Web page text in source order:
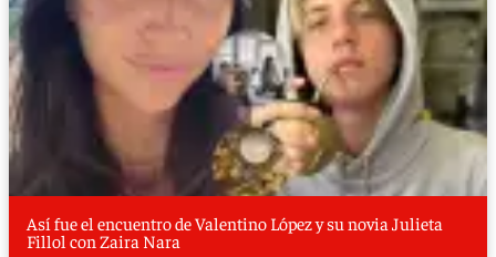
Así fue el encuentro de Valentino López y su novia Julieta
Fillol con Zaira Nara